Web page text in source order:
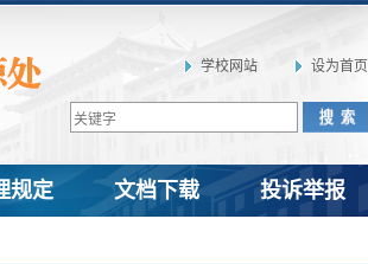
学校网站 设为首页
定 文档下载 投诉举报